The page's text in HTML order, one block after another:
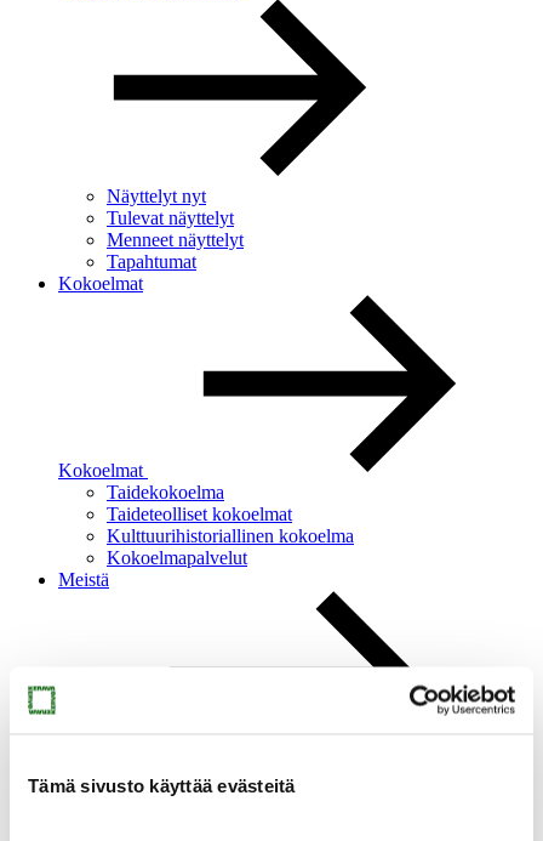
Tämä sivusto käyttää evästeitä
Näyttelyt nyt
Tulevat näyttelyt
Menneet näyttelyt
Tapahtumat
Kokoelmat
Kokoelmat
Taidekokoelma
Taideteolliset kokoelmat
Kulttuurihistoriallinen kokoelma
Kokoelmapalvelut
Meistä
Ajankohtaista